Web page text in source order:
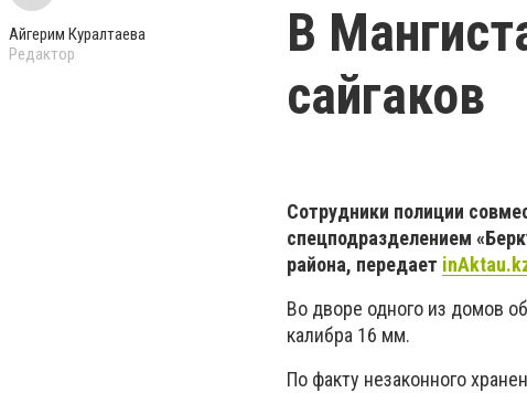
Айгерим Куралтаева
Редактор
В
сайгаков
Сотрудники полиции
спецподразделением
района, передает
Во дворе одного из домов
калибра 16 мм.
По факту незаконного